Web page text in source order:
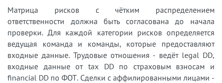
Матрица рисков с чётким распределением
ответственности должна быть согласована до начала
проверки. Для каждой категории рисков определяется
ведущая команда и команды, которые предоставляют
входные данные. Трудовые отношения - ведёт legal DD,
входные данные от tax DD по страховым взносам и
financial DD по ФОТ. Сделки с аффилированными лицами -